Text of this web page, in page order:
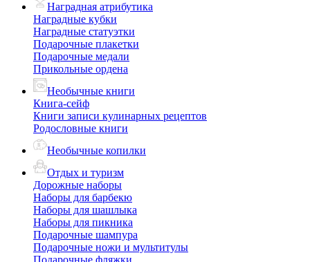
Наградная атрибутика
Наградные кубки
Наградные статуэтки
Подарочные плакетки
Подарочные медали
Прикольные ордена
Необычные книги
Книга-сейф
Книги записи кулинарных рецептов
Родословные книги
Необычные копилки
Отдых и туризм
Дорожные наборы
Наборы для барбекю
Наборы для шашлыка
Наборы для пикника
Подарочные шампура
Подарочные ножи и мультитулы
Подарочные фляжки